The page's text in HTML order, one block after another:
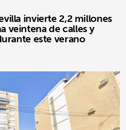
invierte 2,2 millones
veintena de calles y
este verano